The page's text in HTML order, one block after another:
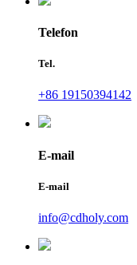
Telefon
Tel.
+86 19150394142
E-mail
E-mail
info@cdholy.com